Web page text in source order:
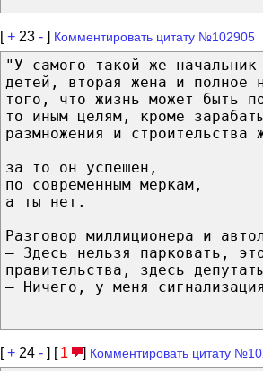
[+ 23 - ] Комментировать цитату №102905
"У самого такой же
детей, вторая жена и полное
того, что жизнь может быть
то иным целям, кроме
размножения и строительства
за то он успешен,
по современным меркам,
а ты нет.
Разговор миллиционера и
— Здесь нельзя парковать,
правительства, здесь
— Ничего, у меня
[+ 24 - ] [ 1 ] Комментировать цитату